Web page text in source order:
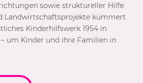
sowie struktureller Hilfe
Landwirtschaftsprojekte kümmert
Kinderhilfswerk 1954 in
um Kinder und ihre Familien in